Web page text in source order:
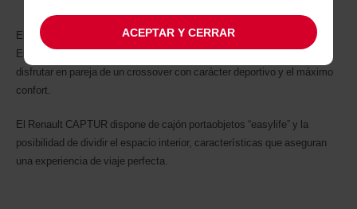
El nuevo modelo Renault CAPTUR forma parte ya de la flota de Avis.
Este coche se convierte en la opción perfecta para los que buscan
disfrutar en pareja de un crossover con carácter deportivo y el máximo
confort.
El Renault CAPTUR dispone de cajón portaobjetos “easylife” y la
posibilidad de dividir el espacio interior, características que aseguran
una experiencia de viaje perfecta.
ACEPTAR Y CERRAR